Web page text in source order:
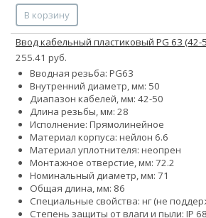
В корзину
Ввод кабельный пластиковый PG 63 (42-
255.41 руб.
Вводная резьба: PG63
Внутренний диаметр, мм: 50
Диапазон кабелей, мм: 42-50
Длина резьбы, мм: 28
Исполнение: Прямолинейное
Материал корпуса: нейлон 6.6
Материал уплотнителя: неопрен
Монтажное отверстие, мм: 72.2
Номинальный диаметр, мм: 71
Общая длина, мм: 86
Специальные свойства: нг (не
Степень защиты от влаги и пыли: IP 68